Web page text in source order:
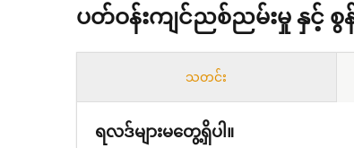
ပတ်ဝန်းကျင်ညစ်ညမ်းမှု နှင့် စွန့်
သတင်း
ရလဒ်များမတွေ့ရှိပါ။